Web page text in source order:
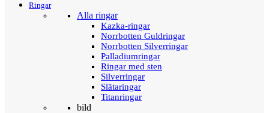
Ringar
Alla ringar
Kazka-ringar
Norrbotten Guldringar
Norrbotten Silverringar
Palladiumringar
Ringar med sten
Silverringar
Slätaringar
Titanringar
bild